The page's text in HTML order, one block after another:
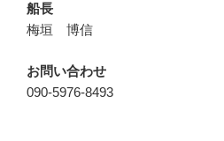
船長
梅垣 博信
お問い合わせ
090-5976-8493